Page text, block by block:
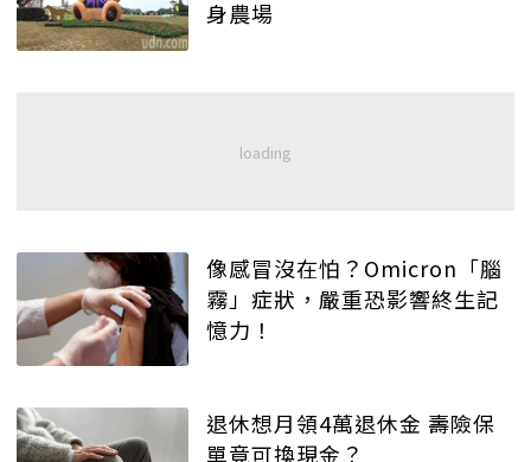
身農場
像感冒沒在怕？Omicron「腦
霧」症狀，嚴重恐影響終生記
憶力！
退休想月領4萬退休金 壽險保
單竟可換現金？